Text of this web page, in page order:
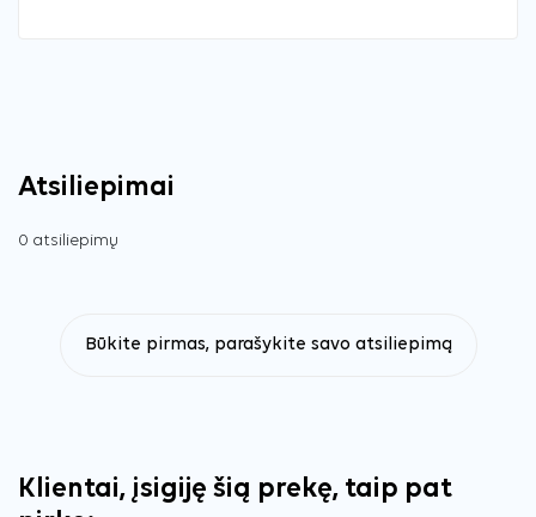
Atsiliepimai
0 atsiliepimų
Būkite pirmas, parašykite savo atsiliepimą
Klientai, įsigiję šią prekę, taip pat